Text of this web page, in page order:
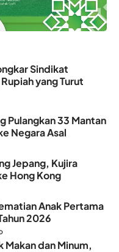
Sindikat
yang Turut
Pulangkan 33 Mantan
Negara Asal
Jepang, Kujira
Hong Kong
Anak Pertama
2026
Makan dan Minum,